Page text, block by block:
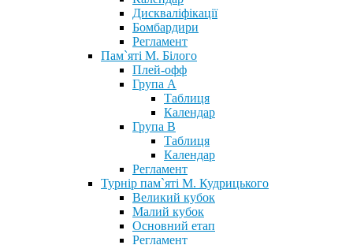
Дискваліфікації
Бомбардири
Регламент
Пам`яті М. Білого
Плей-офф
Група А
Таблиця
Календар
Група В
Таблиця
Календар
Регламент
Турнір пам`яті М. Кудрицького
Великий кубок
Малий кубок
Основний етап
Регламент